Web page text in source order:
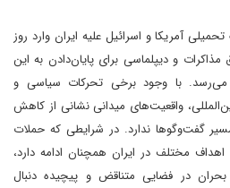
آمریکا و اسرائیل علیه ایران وارد روز
و دیپلماسی برای پایان‌دادن به این
می‌رسد. با وجود برخی تحرکات سیاسی و
واقعیت‌های میدانی نشانی از کاهش
گفت‌وگوها ندارد. در شرایطی که حملات
مختلف در ایران همچنان ادامه دارد،
در فضایی متناقض و پیچیده دنبال